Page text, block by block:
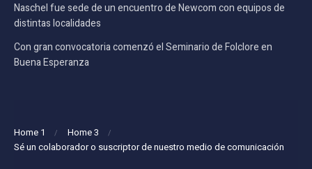
Naschel fue sede de un encuentro de Newcom con equipos de
distintas localidades
Con gran convocatoria comenzó el Seminario de Folclore en
Buena Esperanza
Home 1
Home 3
Sé un colaborador o suscriptor de nuestro medio de comunicación